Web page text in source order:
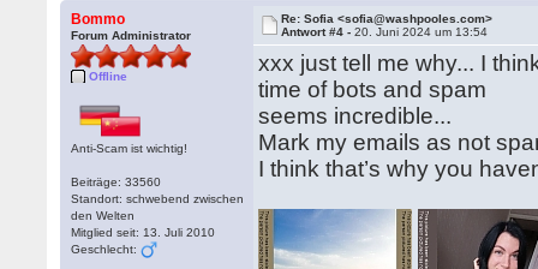
Bommo
Forum Administrator
Offline
Anti-Scam ist wichtig!
Beiträge: 33560
Standort: schwebend zwischen
den Welten
Mitglied seit: 13. Juli 2010
Geschlecht:
Re: Sofia <sofia@washpooles.com>
Antwort #4 -20. Juni 2024 um 13:54
xxx just tell me why... I
time of bots and spam
seems incredible...
Mark my emails as not
I think that’s why you